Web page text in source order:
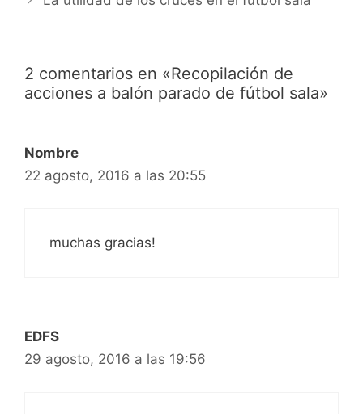
2 comentarios en «Recopilación de
acciones a balón parado de fútbol sala»
Nombre
22 agosto, 2016 a las 20:55
muchas gracias!
EDFS
29 agosto, 2016 a las 19:56